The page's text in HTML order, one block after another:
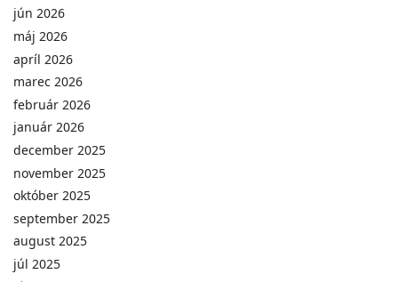
jún 2026
máj 2026
apríl 2026
marec 2026
február 2026
január 2026
december 2025
november 2025
október 2025
september 2025
august 2025
júl 2025